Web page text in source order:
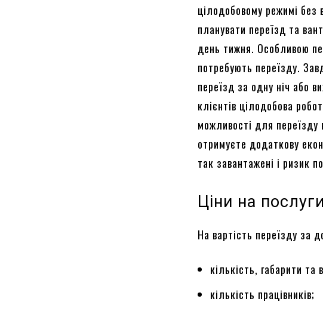
цілодобовому режимі без
планувати переїзд та
день тижня. Особливою
потребують переїзду.
переїзд за одну ніч або
клієнтів цілодобова
можливості для переїзду
отримуєте додаткову
так завантажені і ризик
Ціни на послуги
На вартість переїзду за
кількість, габарити та
кількість працівників;